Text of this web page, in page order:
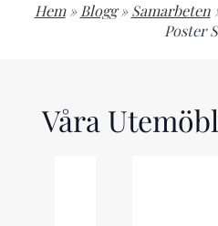
Hem » Blogg » Samarbeten
Poster
Våra